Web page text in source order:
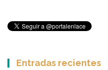
Entradas recientes